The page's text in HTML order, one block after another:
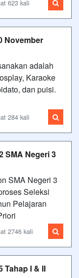
623 kali
November
adalah
Karaoke
dan puisi.
284 kali
SMA Negeri 3
SMA Negeri 3
Seleksi
Pelajaran
2746 kali
Tahap I & II